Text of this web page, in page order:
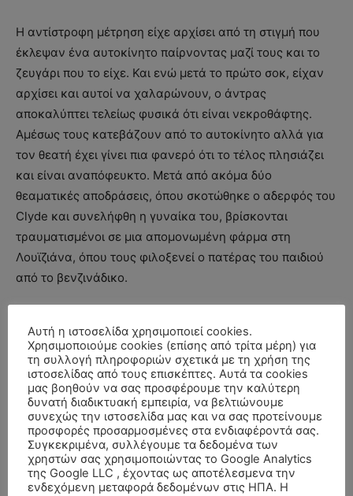
Η αντίστροφη μέτρηση είχε αρχίσει από τη στιγμή που
έκλεψαν ένα αυτοκίνητο παίρνοντας μαζί τους και το
ζευγάρι που το είχε. Και ενώ μετά το πρώτο σοκ, είχαν
αρχίσει και αυτοί να χαλαρώνουν, ο άντρας
αποκαλύπτει τελείως φυσικά ότι είναι νεκροθάφτης.
Αμέσως τους κατεβάζουν από το αυτοκίνητο αλλά για
τον θεατή έχει γίνει πια φανερό ότι το τέλος πλησιάζει
και είναι αναπόφευκτο. Μετά από ακόμα δύο
θεαματικές αποδράσεις, όπου σκοτώθηκε ο αδερφός του
Clyde και συνελήφθη η γυναίκα του, βρίσκονται
τραυματισμένοι σε μια απομονωμένη φάρμα στη
Λουϊζιάνα, όπου τους φιλοξενεί ο πατέρας του παιδιού
από το βενζινάδικο.
προσπαθεί να μείνει μόνη με τον Clyde κάτι που ο
τελευταίος αποφεύγει συστηματικά. Τελικά, μία μέρα
πριν από το θάνατό τους, ο Clyde «ελευθερώνεται» και
κάνει έρωτα με την Bonnie. Ήταν τότε που η Bonnie
έγραψε σε ποίημα την ιστορία τους, κάτι που είχε
ιδιαίτερα θετική επίδραση στον Clyde αφού τον έκανε
να νοιώσει σπουδαίος και σημαντικός. Η ταινία έχει
αρκετές κωμικές σκηνές και μία από αυτές είναι όταν
Αυτή η ιστοσελίδα χρησιμοποιεί cookies.
Χρησιμοποιούμε cookies (επίσης από τρίτα μέρη) για
τη συλλογή πληροφοριών σχετικά με τη χρήση της
ιστοσελίδας από τους επισκέπτες. Αυτά τα cookies
μας βοηθούν να σας προσφέρουμε την καλύτερη
δυνατή διαδικτυακή εμπειρία, να βελτιώνουμε
συνεχώς την ιστοσελίδα μας και να σας προτείνουμε
προσφορές προσαρμοσμένες στα ενδιαφέροντά σας.
Συγκεκριμένα, συλλέγουμε τα δεδομένα των
χρηστών σας χρησιμοποιώντας το Google Analytics
της Google LLC , έχοντας ως αποτέλεσμενα την
ενδεχόμενη μεταφορά δεδομένων στις ΗΠΑ. Η